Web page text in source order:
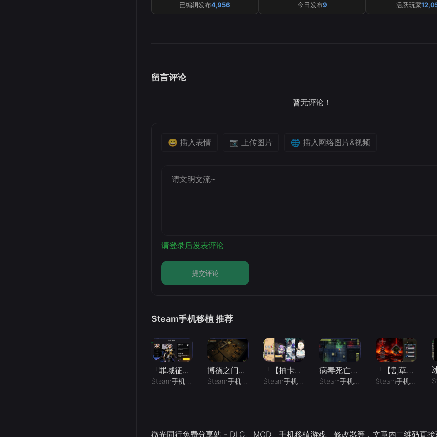
已编辑发布4,956 今日发布9 活跃玩家
留言评论
暂无评论！
😀 插入表情 📷 上传图片 🌐 插入网络图片&视频
请登录后发表评论
提交评论
Steam手机移植 推荐
「罪域征途_内置作弊菜单」-手机移植版下载-.均亲测可玩
08-09 12
博德之门黑暗联盟v1.0.7》[完整版]Steam移植
08-09 2
「【抽卡】二次元抽卡爽v0.34.4_免广告-手机移植版下载-.均亲测可玩
Steam手机移植 08-08 12
病毒死亡对峙Ailment v3.3.5》[完整版]Steam移植
08-08 7
「【割草】堕落誓约_内置作弊菜单」-手机移植版下载-.均亲测可玩
Steam手机移植
微光同行免费分享站 - DLC、MOD、手机移植游戏、修改器等，文章内二维码直